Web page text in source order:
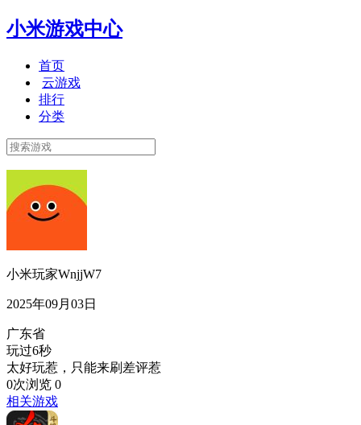
小米游戏中心
首页
云游戏
排行
分类
小米玩家WnjjW7
2025年09月03日
广东省
玩过6秒
太好玩惹，只能来刷差评惹
0次浏览 0
相关游戏